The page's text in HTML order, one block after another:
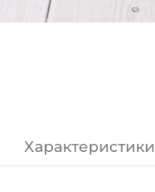
Характеристики